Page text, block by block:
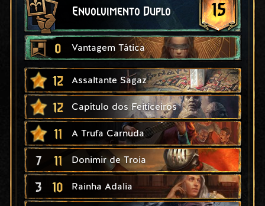
Envolvimento Duplo 15
0 Vantagem Tática
12 Assaltante Sagaz
12 Capítulo dos Feiticeiros
11 A Trufa Carnuda
7 11 Donimir de Troia
3 10 Rainha Adalia